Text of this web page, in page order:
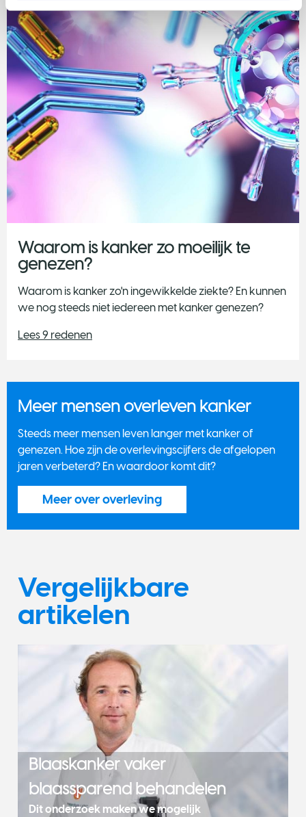
Waarom is kanker zo moeilijk te
genezen?
Waarom is kanker zo'n ingewikkelde ziekte? En kunnen
we nog steeds niet iedereen met kanker genezen?
Lees 9 redenen
Meer mensen overleven kanker
​Steeds meer mensen leven langer met kanker of
genezen. Hoe zijn de overlevingscijfers de afgelopen
jaren verbeterd? En waardoor komt dit?
Meer over overleving
Vergelijkbare
artikelen
Blaaskanker vaker
blaassparend behandelen
Dit onderzoek maken we mogelijk